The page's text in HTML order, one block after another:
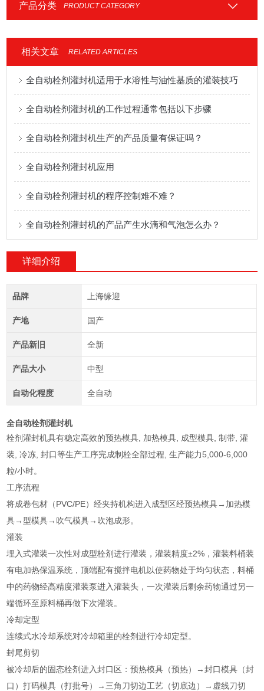
产品分类 PRODUCT CATEGORY
相关文章 RELATED ARTICLES
全自动栓剂灌封机适用于水溶性与油性基质的灌装技巧
全自动栓剂灌封机的工作过程通常包括以下步骤
全自动栓剂灌封机生产的产品质量有保证吗？
全自动栓剂灌封机应用
全自动栓剂灌封机的程序控制难不难？
全自动栓剂灌封机的产品产生水滴和气泡怎么办？
详细介绍
品牌 上海缘迎
产地 国产
产品新旧 全新
产品大小 中型
自动化程度 全自动
全自动栓剂灌封机
栓剂灌封机具有稳定高效的预热模具, 加热模具, 成型模具, 制带, 灌
装, 冷冻, 封口等生产工序完成制栓全部过程, 生产能力5,000-6,000
粒/小时。
工序流程
将成卷包材（PVC/PE）经夹持机构进入成型区经预热模具→加热模
具→型模具→吹气模具→吹泡成形。
灌装
埋入式灌装一次性对成型栓剂进行灌装，灌装精度±2%，灌装料桶装
有电加热保温系统，顶端配有搅拌电机以使药物处于均匀状态，料桶
中的药物经高精度灌装泵进入灌装头，一次灌装后剩余药物通过另一
端循环至原料桶再做下次灌装。
冷却定型
连续式水冷却系统对冷却箱里的栓剂进行冷却定型。
封尾剪切
被冷却后的固态栓剂进入封口区：预热模具（预热）→封口模具（封
口）打码模具（打批号）→三角刀切边工艺（切底边）→虚线刀切